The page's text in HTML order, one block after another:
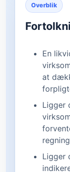
Overblik
En
at
Ligger
Ligger